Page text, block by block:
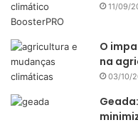
11/09/
O
na
03/10/